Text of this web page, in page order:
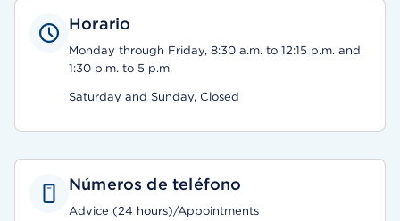
Horario
Monday through Friday, 8:30 a.m. to 12:15 p.m. and
1:30 p.m. to 5 p.m.
Saturday and Sunday, Closed
Números de teléfono
Advice (24 hours)/Appointments